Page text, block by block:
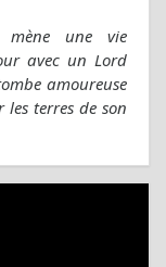
mène une vie
avec un Lord
amoureuse
terres de son